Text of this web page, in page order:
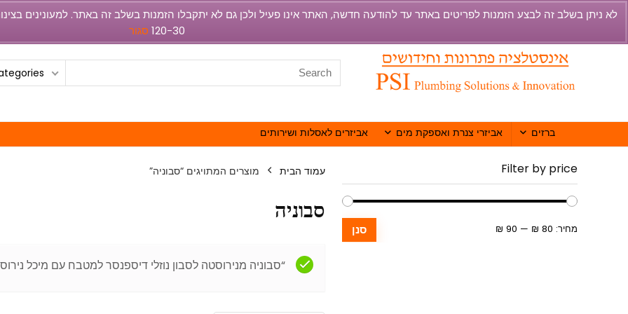
ברזים אביזרי צנרת ואספקת מים אביזרים לאסלות ושירותים
Filter by price
סנן מחיר: 80 ₪
—
90 ₪
עמוד הבית מוצרים המתויגים “סבוניה”
סבוניה
“סבוניה מנירוסטה לסבון נוזלי דיספנסר למטבח עם מיכל
120-30 סגור